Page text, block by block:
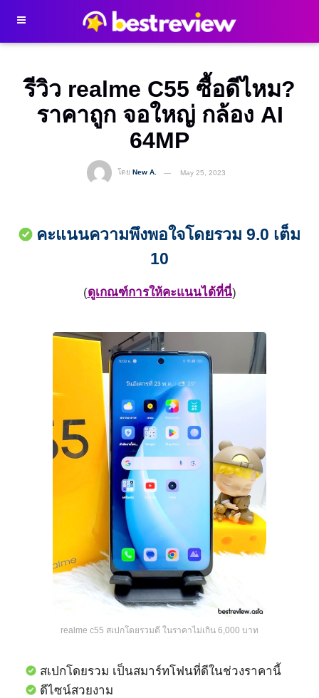
รีวิว realme C55 ซื้อดีไหม​?
ราคาถูก จอใหญ่ กล้อง AI
64MP
โดย New A. May 25, 2023
คะแนนความพึงพอใจโดยรวม 9.0 เต็ม
10
(ดูเกณฑ์การให้คะแนนได้ที่นี่)
realme c55 สเปกโดยรวมดี ในราคาไม่เกิน 6,000 บาท
สเปกโดยรวม เป็นสมาร์ทโฟนที่ดีในช่วงราคานี้
ดีไซน์สวยงาม